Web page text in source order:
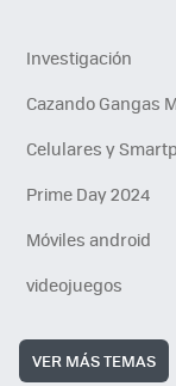
Investigación
Cazando Gangas
Celulares y
Prime Day 2024
Móviles android
videojuegos
VER MÁS TEMAS